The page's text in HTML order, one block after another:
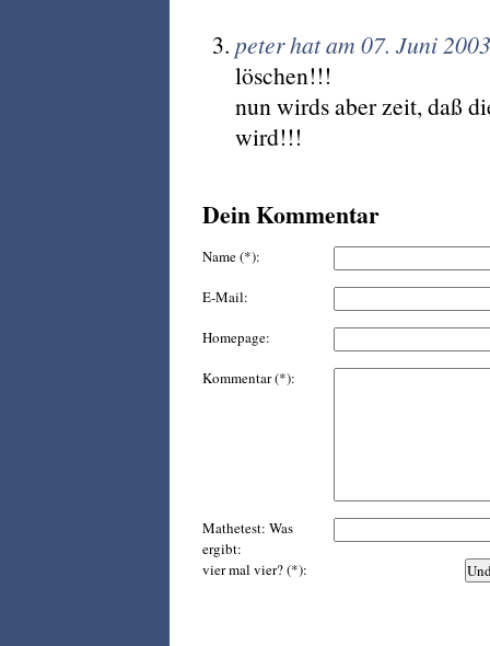
peter hat am 07. Juni
löschen!!!
nun wirds aber zeit, daß
wird!!!
Dein Kommentar
Name (*):
E-Mail:
Homepage:
Kommentar (*):
Mathetest: Was
ergibt:
vier mal vier? (*):